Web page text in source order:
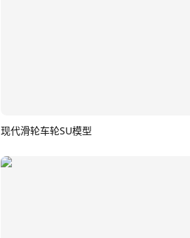
现代滑轮车轮SU模型